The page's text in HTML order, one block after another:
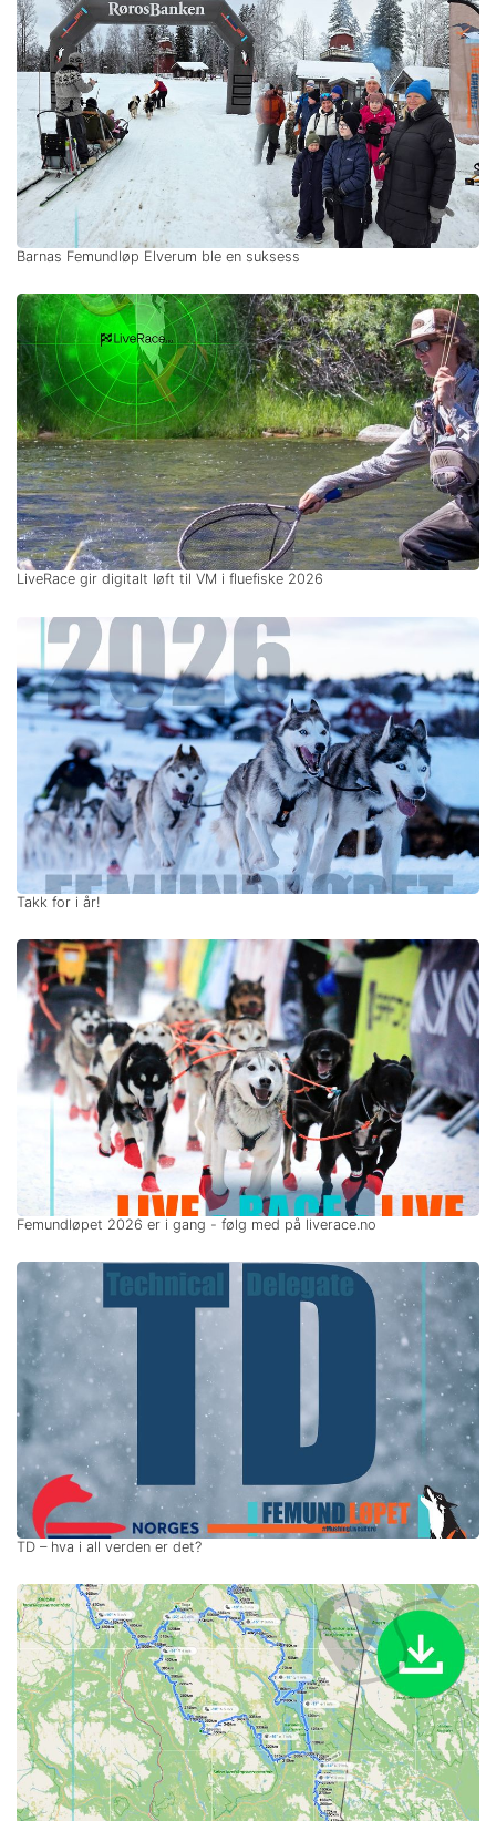
Barnas Femundløp Elverum ble en suksess
LiveRace gir digitalt løft til VM i fluefiske 2026
Takk for i år!
Femundløpet 2026 er i gang - følg med på liverace.no
TD – hva i all verden er det?